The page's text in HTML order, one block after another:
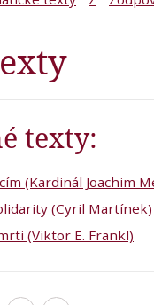
texty:
(Kardinál Joachim
(Cyril Martínek)
(Viktor E. Frankl)